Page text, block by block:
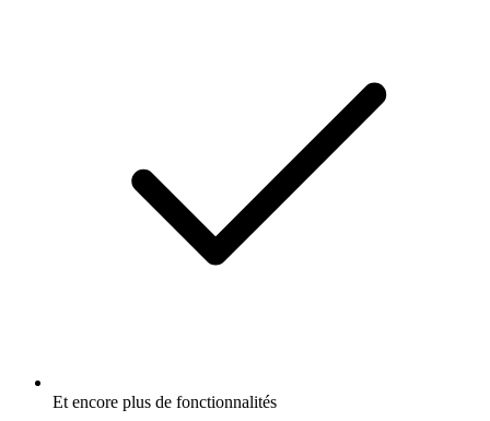
Et encore plus de fonctionnalités